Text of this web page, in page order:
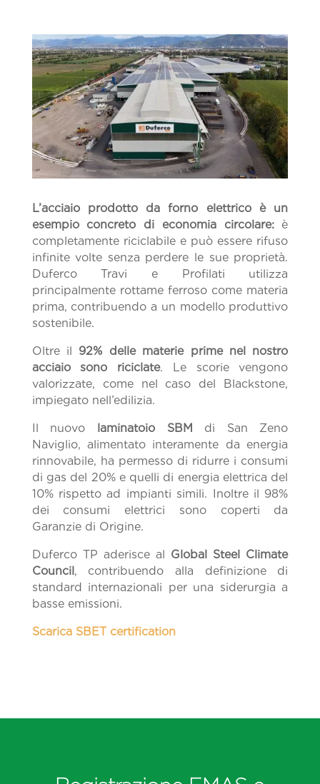
L’acciaio prodotto da forno elettrico è un
esempio concreto di economia circolare:è
completamente riciclabile e può essere rifuso
infinite volte senza perdere le sue proprietà.
Duferco Travi e Profilati utilizza
principalmente rottame ferroso come materia
prima, contribuendo a un modello produttivo
sostenibile.
Oltre il 92% delle materie prime nel nostro
acciaio sono riciclate. Le scorie vengono
valorizzate, come nel caso del Blackstone,
impiegato nell’edilizia.
Il nuovo laminatoio SBM di San Zeno
Naviglio, alimentato interamente da energia
rinnovabile, ha permesso di ridurre i consumi
di gas del 20% e quelli di energia elettrica del
10% rispetto ad impianti simili. Inoltre il 98%
dei consumi elettrici sono coperti da
Garanzie di Origine.
Duferco TP aderisce al Global Steel Climate
Council, contribuendo alla definizione di
standard internazionali per una siderurgia a
basse emissioni.
Scarica SBET certification